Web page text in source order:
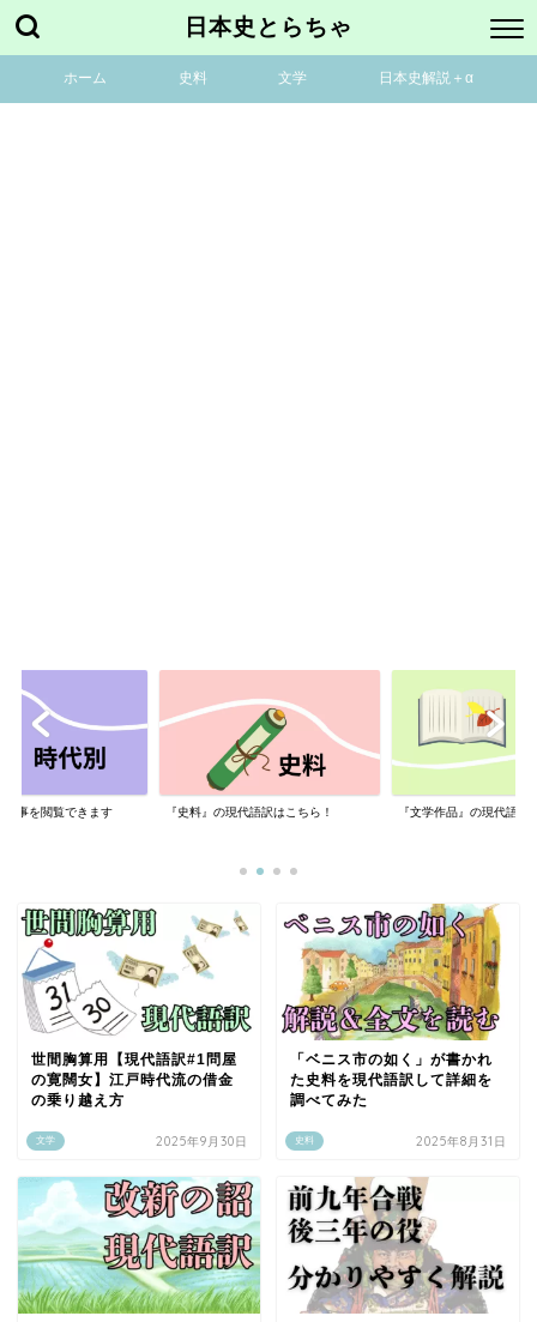
日本史とらちゃ
ホーム 史料 文学 日本史解説＋α
記事を閲覧できます 『史料』の現代語訳はこちら！ 『文学作品』の現代語訳
文学
世間胸算用【現代語訳#1問屋
の寛闊女】江戸時代流の借金
の乗り越え方
2025年9月30日 史料
「ベニス市の如く」が書かれ
た史料を現代語訳して詳細を
調べてみた
2025年8月31日